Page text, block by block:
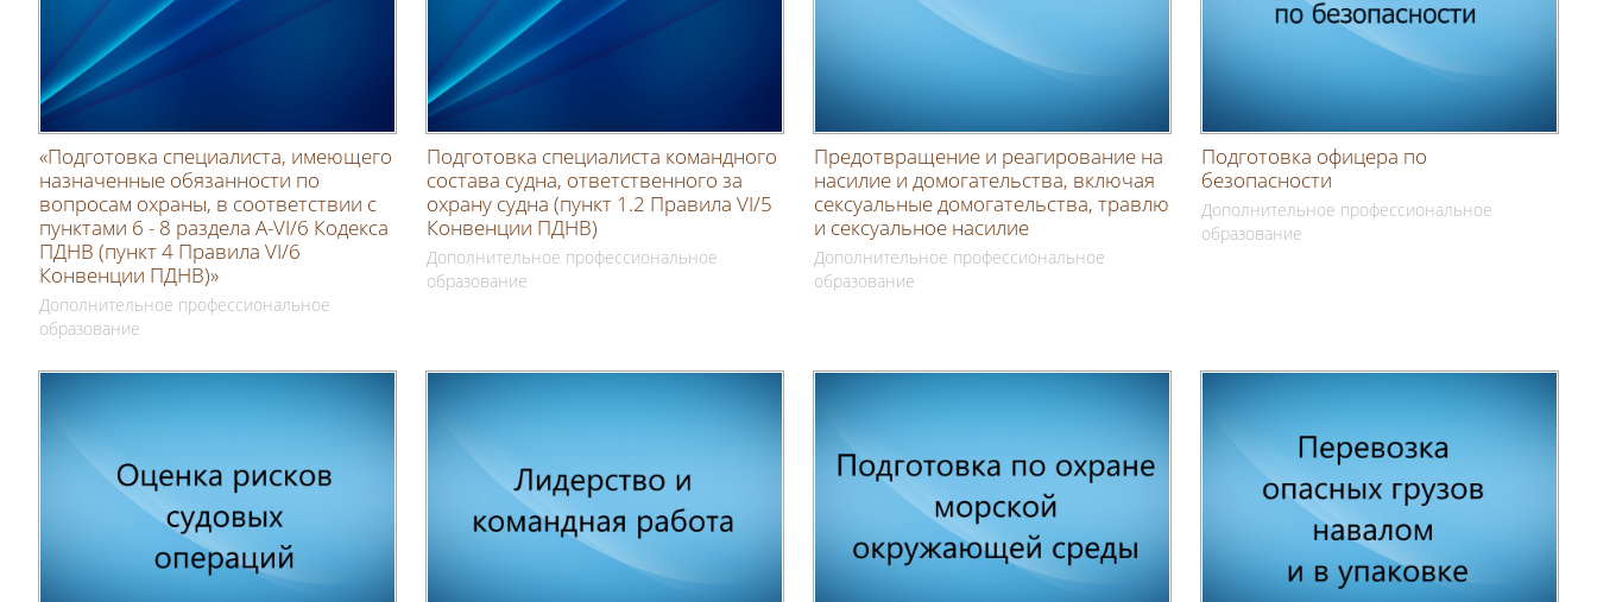
«Подготовка специалиста, имеющего
назначенные обязанности по
вопросам охраны, в соответствии с
пунктами 6 - 8 раздела A-VI/6 Кодекса
ПДНВ (пункт 4 Правила VI/6
Конвенции ПДНВ)»
Дополнительное профессиональное
образование
Подготовка специалиста командного
состава судна, ответственного за
охрану судна (пункт 1.2 Правила VI/5
Конвенции ПДНВ)
Дополнительное профессиональное
образование
Предотвращение и реагирование на
насилие и домогательства, включая
сексуальные домогательства, травлю
и сексуальное насилие
Дополнительное профессиональное
образование
Подготовка офицера по
безопасности
Дополнительное профессиональное
образование